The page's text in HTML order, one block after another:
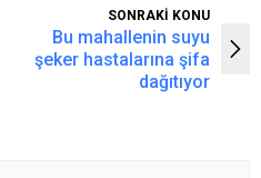
SONRAKİ KONU
Bu mahallenin suyu
şeker hastalarına şifa
dağıtıyor